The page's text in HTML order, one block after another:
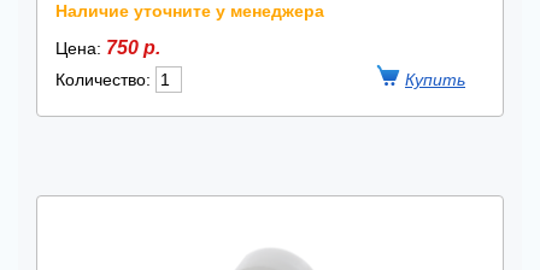
Наличие уточните у менеджера
Цена: 750 р.
Количество: